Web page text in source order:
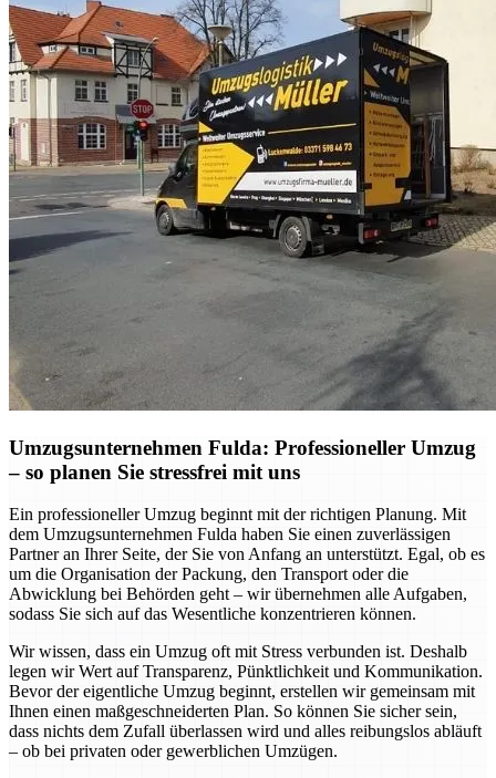
Umzugsunternehmen Fulda: Professioneller Umzug
– so planen Sie stressfrei mit uns
Ein professioneller Umzug beginnt mit der richtigen Planung. Mit
dem Umzugsunternehmen Fulda haben Sie einen zuverlässigen
Partner an Ihrer Seite, der Sie von Anfang an unterstützt. Egal, ob es
um die Organisation der Packung, den Transport oder die
Abwicklung bei Behörden geht – wir übernehmen alle Aufgaben,
sodass Sie sich auf das Wesentliche konzentrieren können.
Wir wissen, dass ein Umzug oft mit Stress verbunden ist. Deshalb
legen wir Wert auf Transparenz, Pünktlichkeit und Kommunikation.
Bevor der eigentliche Umzug beginnt, erstellen wir gemeinsam mit
Ihnen einen maßgeschneiderten Plan. So können Sie sicher sein,
dass nichts dem Zufall überlassen wird und alles reibungslos abläuft
– ob bei privaten oder gewerblichen Umzügen.